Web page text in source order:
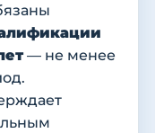
— не менее